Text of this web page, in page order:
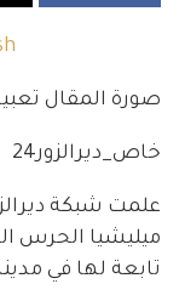
صورة المقال
خاص_ديرالزور24
ميليشيا الحرس
تابعة لها في